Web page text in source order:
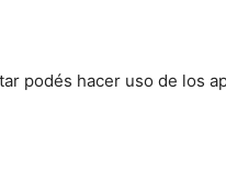
podés hacer uso de los